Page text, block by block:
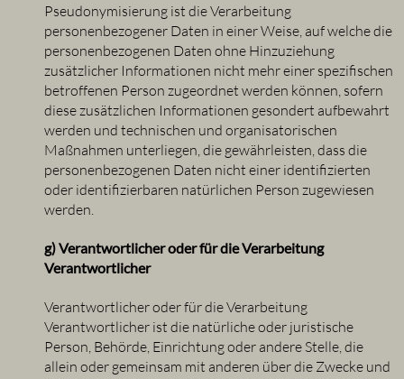
Pseudonymisierung ist die Verarbeitung
personenbezogener Daten in einer Weise, auf welche die
personenbezogenen Daten ohne Hinzuziehung
zusätzlicher Informationen nicht mehr einer spezifischen
betroffenen Person zugeordnet werden können, sofern
diese zusätzlichen Informationen gesondert aufbewahrt
werden und technischen und organisatorischen
Maßnahmen unterliegen, die gewährleisten, dass die
personenbezogenen Daten nicht einer identifizierten
oder identifizierbaren natürlichen Person zugewiesen
werden.
g) Verantwortlicher oder für die Verarbeitung
Verantwortlicher
Verantwortlicher oder für die Verarbeitung
Verantwortlicher ist die natürliche oder juristische
Person, Behörde, Einrichtung oder andere Stelle, die
allein oder gemeinsam mit anderen über die Zwecke und